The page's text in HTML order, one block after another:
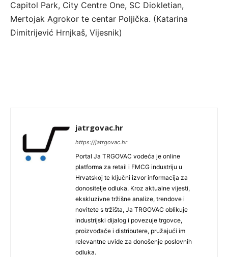
Capitol Park, City Centre One, SC Diokletian,
Mertojak Agrokor te centar Poljička. (Katarina
Dimitrijević Hrnjkaš, Vijesnik)
jatrgovac.hr
https://jatrgovac.hr
Portal Ja TRGOVAC vodeća je online
platforma za retail i FMCG industriju u
Hrvatskoj te ključni izvor informacija za
donositelje odluka. Kroz aktualne vijesti,
ekskluzivne tržišne analize, trendove i
novitete s tržišta, Ja TRGOVAC oblikuje
industrijski dijalog i povezuje trgovce,
proizvođače i distributere, pružajući im
relevantne uvide za donošenje poslovnih
odluka.